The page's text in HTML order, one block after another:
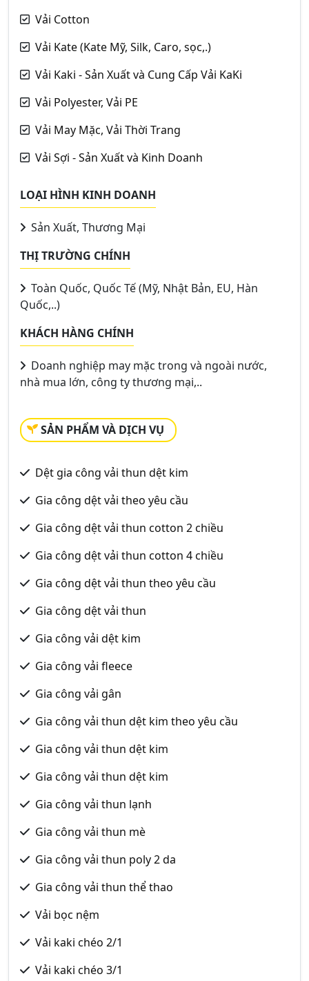
Vải Cotton
Vải Kate (Kate Mỹ, Silk, Caro, sọc,.)
Vải Kaki - Sản Xuất và Cung Cấp Vải KaKi
Vải Polyester, Vải PE
Vải May Mặc, Vải Thời Trang
Vải Sợi - Sản Xuất và Kinh Doanh
LOẠI HÌNH KINH DOANH
Sản Xuất, Thương Mại
THỊ TRƯỜNG CHÍNH
Toàn Quốc, Quốc Tế (Mỹ, Nhật Bản, EU, Hàn
Quốc,..)
KHÁCH HÀNG CHÍNH
Doanh nghiệp may mặc trong và ngoài nước,
nhà mua lớn, công ty thương mại,..
SẢN PHẨM VÀ DỊCH VỤ
Dệt gia công vải thun dệt kim
Gia công dệt vải theo yêu cầu
Gia công dệt vải thun cotton 2 chiều
Gia công dệt vải thun cotton 4 chiều
Gia công dệt vải thun theo yêu cầu
Gia công dệt vải thun
Gia công vải dệt kim
Gia công vải fleece
Gia công vải gân
Gia công vải thun dệt kim theo yêu cầu
Gia công vải thun dệt kim
Gia công vải thun dệt kim
Gia công vải thun lạnh
Gia công vải thun mè
Gia công vải thun poly 2 da
Gia công vải thun thể thao
Vải bọc nệm
Vải kaki chéo 2/1
Vải kaki chéo 3/1